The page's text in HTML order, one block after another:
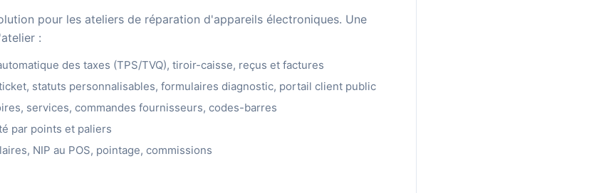
pour les ateliers de réparation d'appareils électroniques. Une
:
des taxes (TPS/TVQ), tiroir-caisse, reçus et factures
statuts personnalisables, formulaires diagnostic, portail client public
services, commandes fournisseurs, codes-barres
par points et paliers
NIP au POS, pointage, commissions